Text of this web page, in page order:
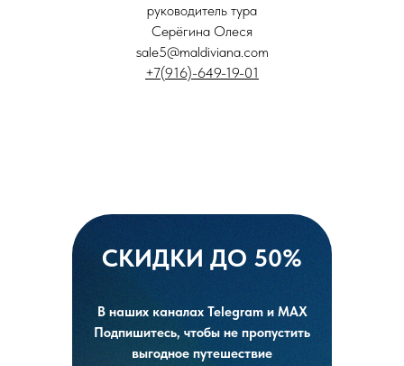
руководитель тура
Серёгина Олеся
sale5@maldiviana.com
+7(916)-649-19-01
СКИДКИ ДО 50%
В наших каналах Telegram и MAX
Подпишитесь, чтобы не пропустить
выгодное путешествие